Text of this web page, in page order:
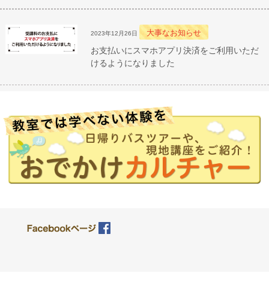
2023年12月26日 大事なお知らせ
お支払いにスマホアプリ決済をご利用いただ
けるようになりました